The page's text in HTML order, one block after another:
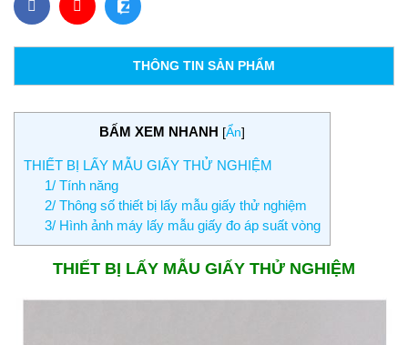
THÔNG TIN SẢN PHẨM
BẤM XEM NHANH [Ẩn]
THIẾT BỊ LẤY MẪU GIẤY THỬ NGHIỆM
1/ Tính năng
2/ Thông số thiết bị lấy mẫu giấy thử nghiệm
3/ Hình ảnh máy lấy mẫu giấy đo áp suất vòng
THIẾT BỊ LẤY MẪU GIẤY THỬ NGHIỆM